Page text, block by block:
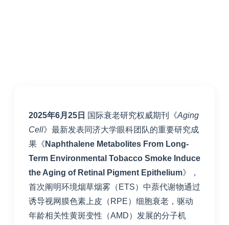
2025年6月25日 国际衰老研究权威期刊《Aging
Cell》最新发表同济大学眼科团队的重要研究成
果《 Naphthalene Metabolites From Long-
Term Environmental Tobacco Smoke Induce
the Aging of Retinal Pigment Epithelium》，
首次阐明环境烟草烟雾（ETS）中萘代谢物通过
诱导视网膜色素上皮（RPE）细胞衰老，驱动
年龄相关性黄斑变性（AMD）发展的分子机